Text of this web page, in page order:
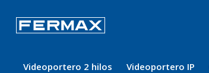
Videoportero 2 hilos Videoportero IP